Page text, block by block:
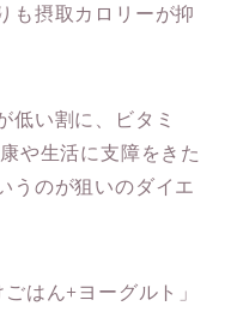
も摂取カロリーが抑
低い割に、ビタミ
や生活に支障をきた
うのが狙いのダイエ
はん+ヨーグルト」